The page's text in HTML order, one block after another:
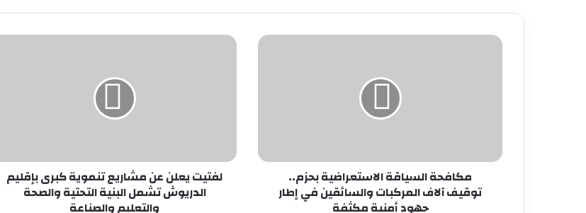
مكافحة
في
جهود
مكافحة السياقة الاستعراضية بحزم..
توقيف آلاف المركبات والسائقين في إطار
جهود أمنية مكثفة
لفتيت
تشمل
البنيةلفتيت يعلن عن مشاريع تنموية كبرى بإقليم
الدريوش تشمل البنية التحتية والصحة
والتعليم والصناعة